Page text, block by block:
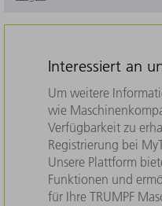
Interessiert an
Um weitere
wie
Verfügbarkeit zu
Registrierung bei
Unsere Plattform
Funktionen und
für Ihre TRUMPF